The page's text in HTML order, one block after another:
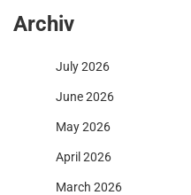
Archiv
July 2026
June 2026
May 2026
April 2026
March 2026